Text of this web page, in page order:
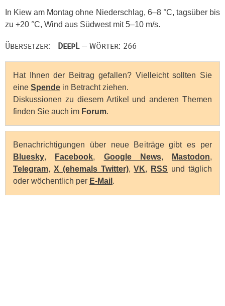
In Kiew am Montag ohne Niederschlag, 6–8 °C, tagsüber bis
zu +20 °C, Wind aus Südwest mit 5–10 m/s.
Übersetzer: DeepL— Wörter: 266
Hat Ihnen der Beitrag gefallen? Vielleicht sollten Sie
eine Spende in Betracht ziehen.
Diskussionen zu diesem Artikel und anderen Themen
finden Sie auch im Forum.
Benachrichtigungen über neue Beiträge gibt es per
Bluesky, Facebook, Google News, Mastodon,
Telegram, X (ehemals Twitter),VK, RSS und täglich
oder wöchentlich per E-Mail .